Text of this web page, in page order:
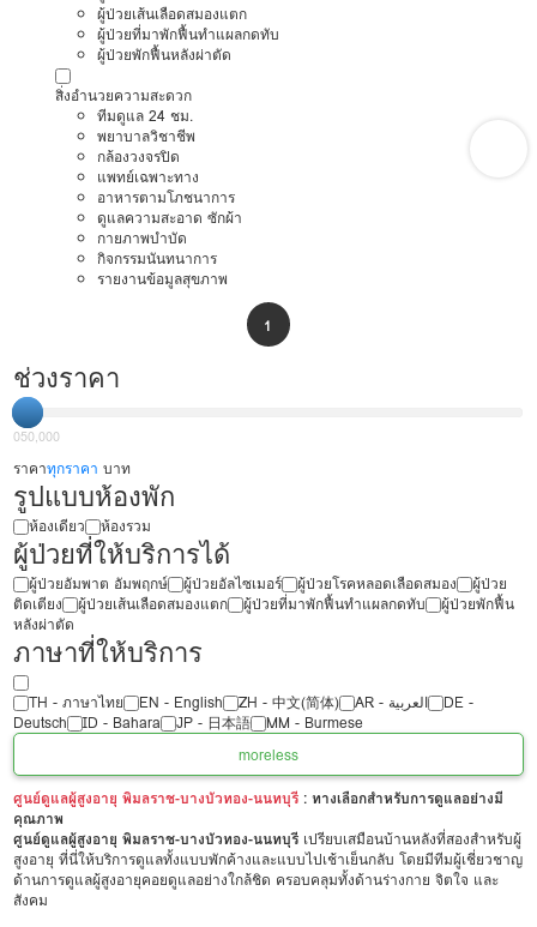
ผู้ป่วยเส้นเลือดสมองแตก
ผู้ป่วยที่มาพักฟื้นทำแผลกดทับ
ผู้ป่วยพักฟื้นหลังผ่าตัด
สิ่งอำนวยความสะดวก
ทีมดูแล 24 ชม.
พยาบาลวิชาชีพ
กล้องวงจรปิด
แพทย์เฉพาะทาง
อาหารตามโภชนาการ
ดูแลความสะอาด ซักผ้า
กายภาพบำบัด
กิจกรรมนันทนาการ
รายงานข้อมูลสุขภาพ
1
ช่วงราคา
050,000
ราคาทุกราคา บาท
รูปแบบห้องพัก
ห้องเดียว ห้องรวม
ผู้ป่วยที่ให้บริการได้
ผู้ป่วยอัมพาต อัมพฤกษ์ ผู้ป่วยอัลไซเมอร์ ผู้ป่วยโรคหลอดเลือดสมอง
ผู้ป่วย
ติดเตียง
ผู้ป่วยเส้นเลือดสมองแตก ผู้ป่วยที่มาพักฟื้นทำแผลกดทับ
ผู้ป่วยพักฟื้น
หลังผ่าตัด
ภาษาที่ให้บริการ
TH - ‏ภาษาไทย EN - English ZH - 中文(简体) ‏AR - ‏العربية‏
DE -
Deutsch
ID - Bahara JP - 日本語
MM - Burmese
moreless
ศูนย์ดูแลผู้สูงอายุ พิมลราช-บางบัวทอง-นนทบุรี : ทางเลือกสำหรับการดูแลอย่างมี
คุณภาพ
ศูนย์ดูแลผู้สูงอายุ พิมลราช-บางบัวทอง-นนทบุรี เปรียบเสมือนบ้านหลังที่สองสำหรับผู้
สูงอายุ ที่นี่ให้บริการดูแลทั้งแบบพักค้างและแบบไปเช้าเย็นกลับ โดยมีทีมผู้เชี่ยวชาญ
ด้านการดูแลผู้สูงอายุคอยดูแลอย่างใกล้ชิด ครอบคลุมทั้งด้านร่างกาย จิตใจ และ
สังคม